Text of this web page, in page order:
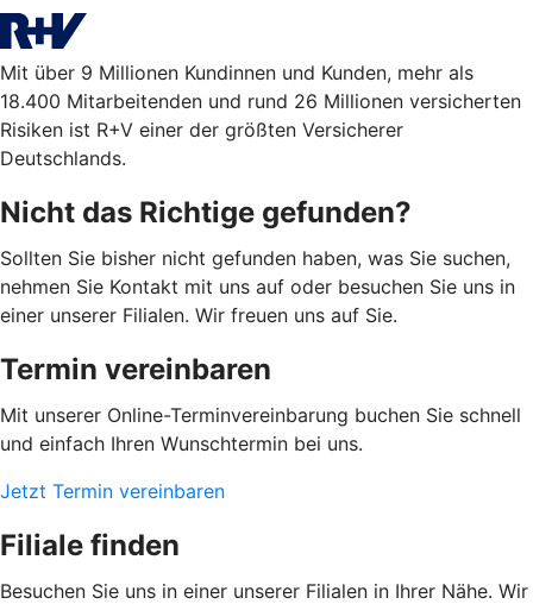
Mit über 9 Millionen Kundinnen und Kunden, mehr als
18.400 Mitarbeitenden und rund 26 Millionen versicherten
Risiken ist R+V einer der größten Versicherer
Deutschlands.
Nicht das Richtige gefunden?
Sollten Sie bisher nicht gefunden haben, was Sie suchen,
nehmen Sie Kontakt mit uns auf oder besuchen Sie uns in
einer unserer Filialen. Wir freuen uns auf Sie.
Termin vereinbaren
Mit unserer Online-Terminvereinbarung buchen Sie schnell
und einfach Ihren Wunschtermin bei uns.
Jetzt Termin vereinbaren
Filiale finden
Besuchen Sie uns in einer unserer Filialen in Ihrer Nähe. Wir